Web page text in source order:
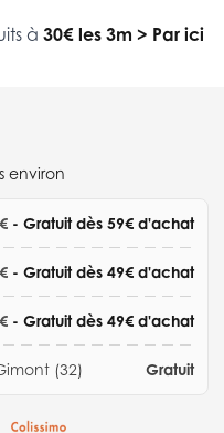
à 30€ les 3m > Par ici
environ
- Gratuit dès 59€ d'achat
- Gratuit dès 49€ d'achat
- Gratuit dès 49€ d'achat
(32) Gratuit